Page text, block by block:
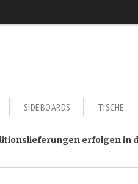
SIDEBOARDS TISCHE
erfolgen